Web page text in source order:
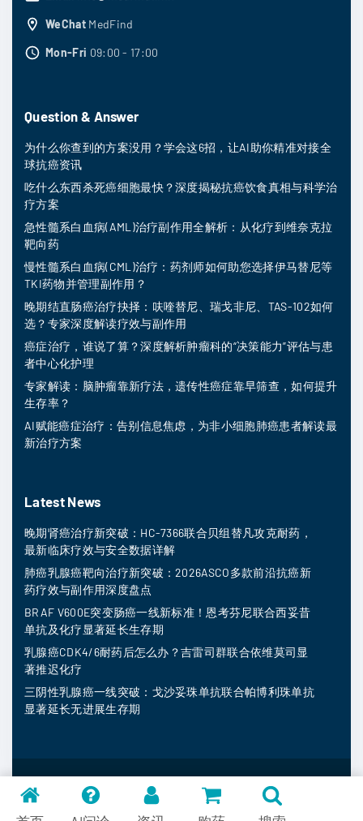
WeChat MedFind
Mon-Fri 09:00 - 17:00
Question & Answer
为什么你查到的方案没用？学会这6招，让AI助你精准对接全
球抗癌资讯
吃什么东西杀死癌细胞最快？深度揭秘抗癌饮食真相与科学治
疗方案
急性髓系白血病(AML)治疗副作用全解析：从化疗到维奈克拉
靶向药
慢性髓系白血病(CML)治疗：药剂师如何助您选择伊马替尼等
TKI药物并管理副作用？
晚期结直肠癌治疗抉择：呋喹替尼、瑞戈非尼、TAS-102如何
选？专家深度解读疗效与副作用
癌症治疗，谁说了算？深度解析肿瘤科的“决策能力”评估与患
者中心化护理
专家解读：脑肿瘤靠新疗法，遗传性癌症靠早筛查，如何提升
生存率？
AI赋能癌症治疗：告别信息焦虑，为非小细胞肺癌患者解读最
新治疗方案
Latest News
晚期肾癌治疗新突破：HC-7366联合贝组替凡攻克耐药，
最新临床疗效与安全数据详解
肺癌乳腺癌靶向治疗新突破：2026ASCO多款前沿抗癌新
药疗效与副作用深度盘点
BRAF V600E突变肠癌一线新标准！恩考芬尼联合西妥昔
单抗及化疗显著延长生存期
乳腺癌CDK4/6耐药后怎么办？吉雷司群联合依维莫司显
著推迟化疗
三阴性乳腺癌一线突破：戈沙妥珠单抗联合帕博利珠单抗
显著延长无进展生存期
MedFind © 2026